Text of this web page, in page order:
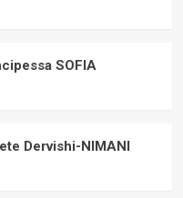
turistik, fluks i lartë në
7 mijë mjete hyjnë në
SOFIA
Dervishi-NIMANI